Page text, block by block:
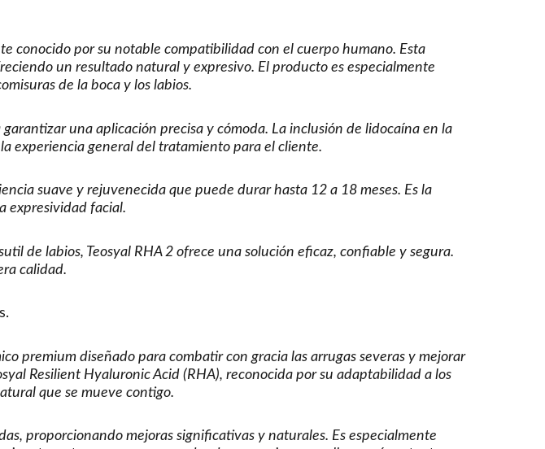
conocido por su notable compatibilidad con el cuerpo humano. Esta
un resultado natural y expresivo. El producto es especialmente
de la boca y los labios.
una aplicación precisa y cómoda. La inclusión de lidocaína en la
experiencia general del tratamiento para el cliente.
suave y rejuvenecida que puede durar hasta 12 a 18 meses. Es la
expresividad facial.
de labios, Teosyal RHA 2 ofrece una solución eficaz, confiable y segura.
calidad.
premium diseñado para combatir con gracia las arrugas severas y mejorar
Resilient Hyaluronic Acid (RHA), reconocida por su adaptabilidad a los
que se mueve contigo.
proporcionando mejoras significativas y naturales. Es especialmente